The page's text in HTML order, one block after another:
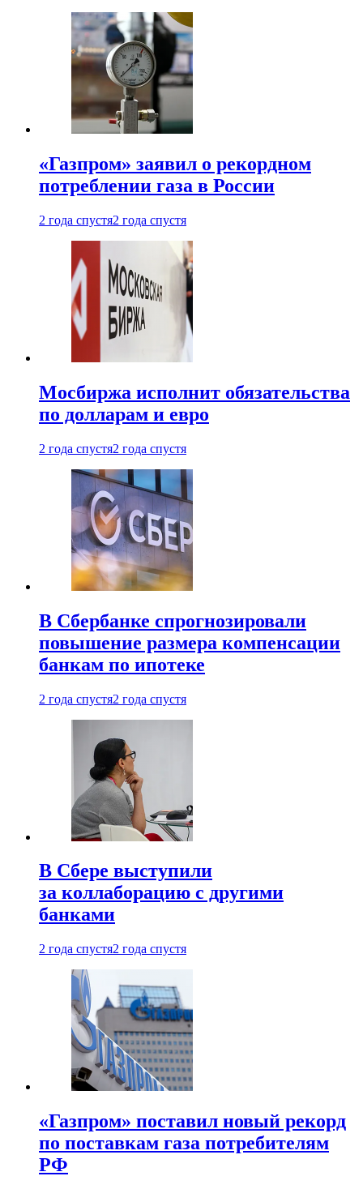
«Газпром» заявил о рекордном
потреблении газа в России
2 года спустя2 года спустя
Мосбиржа исполнит обязательства
по долларам и евро
2 года спустя2 года спустя
В Сбербанке спрогнозировали
повышение размера компенсации
банкам по ипотеке
2 года спустя2 года спустя
В Сбере выступили
за коллаборацию с другими
банками
2 года спустя2 года спустя
«Газпром» поставил новый рекорд
по поставкам газа потребителям
РФ